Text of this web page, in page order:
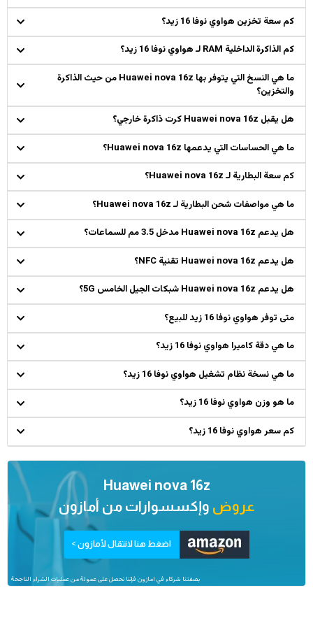
كم سعة تخزين هواوي نوفا 16 زيد؟
كم الذاكرة الداخلية RAM لـ هواوي نوفا 16 زيد؟
ما هي النسخ التي يتوفر بها Huawei nova 16z من حيث الذاكرة
والتخزين؟
هل يقبل Huawei nova 16z كرت ذاكرة خارجي؟
ما هي الحساسات التي يدعمها Huawei nova 16z؟
كم سعة البطارية لـ Huawei nova 16z؟
ما هي مواصفات شحن البطارية لـ Huawei nova 16z؟
هل يدعم Huawei nova 16z مدخل 3.5 مم للسماعات؟
هل يدعم Huawei nova 16z تقنية NFC؟
هل يدعم Huawei nova 16z شبكات الجيل الخامس 5G؟
متى توفر هواوي نوفا 16 زيد للبيع؟
ما هي دقة كاميرا هواوي نوفا 16 زيد؟
ما هي نسخة نظام تشغيل هواوي نوفا 16 زيد؟
ما هو وزن هواوي نوفا 16 زيد؟
كم سعر هواوي نوفا 16 زيد؟
Huawei nova 16z
عروض وإكسسوارات من أمازون
اضغط هنا لانتقال لأمازون >
بصفتنا شركاء في امازون فإننا نحصل على عمولة من عمليات الشراء الناجحة